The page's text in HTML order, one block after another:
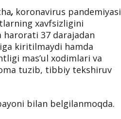
, koronavirus pandemiyasi
xavfsizligini
harorati 37 darajadan
kiritilmaydi hamda
mas’ul xodimlari va
tuzib, tibbiy tekshiruv
bilan belgilanmoqda.